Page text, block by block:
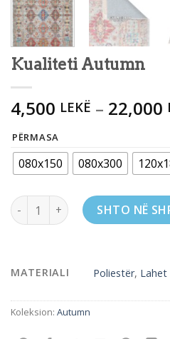
Kualiteti Autumn
4,500 LEKË – 22,000
PËRMASA
080x150 080x300
Kualiteti Autumn quantity
SHTO NË
MATERIALI Poliestër, Lahet
Koleksion: Autumn